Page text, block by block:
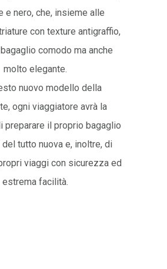
e nero, che, insieme alle
con texture antigraffio,
comodo ma anche
molto elegante.
nuovo modello della
ogni viaggiatore avrà la
preparare il proprio bagaglio
del tutto nuova e, inoltre, di
viaggi con sicurezza ed
estrema facilità.